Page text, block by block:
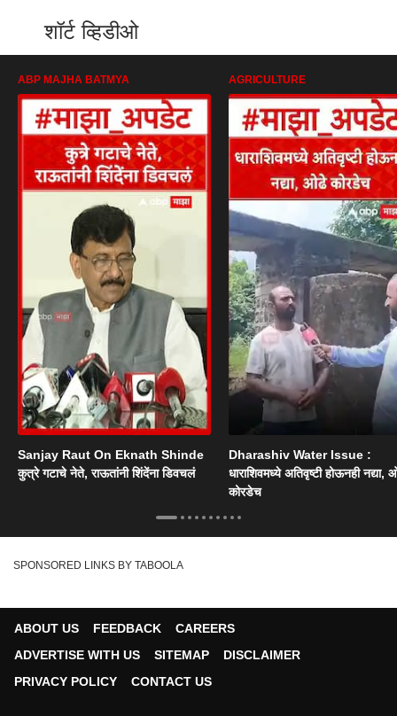
शॉर्ट व्हिडीओ
ABP MAJHA BATMYA
Sanjay Raut On Eknath Shinde
कुत्रे गटाचे नेते, राऊतांनी शिंदेंना डिवचलं
AGRICULTURE
Dharashiv Water Issue :
धाराशिवमध्ये अतिवृष्टी होऊनही नद्या,
कोरडेच
SPONSORED LINKS BY TABOOLA
ABOUT US FEEDBACK
CAREERS
ADVERTISE WITH US
SITEMAP
DISCLAIMER
PRIVACY POLICY
CONTACT US